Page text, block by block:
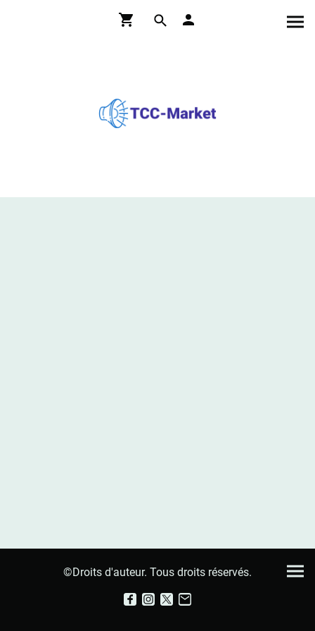
©Droits d'auteur. Tous droits réservés.